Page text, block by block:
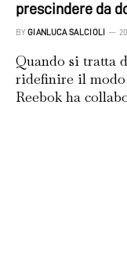
prescindere da
BY GIANLUCA SALCIOLI
Quando si tratta
ridefinire il modo
Reebok ha